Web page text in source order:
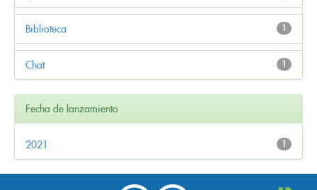
1
Biblioteca
1
Chat
Fecha de lanzamiento
1
2021